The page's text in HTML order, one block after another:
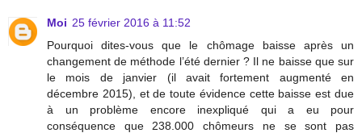
Moi 25 février 2016 à 11:52
Pourquoi dites-vous que le chômage baisse après un
changement de méthode l’été dernier ? Il ne baisse que sur
le mois de janvier (il avait fortement augmenté en
décembre 2015), et de toute évidence cette baisse est due
à un problème encore inexpliqué qui a eu pour
conséquence que 238.000 chômeurs ne se sont pas